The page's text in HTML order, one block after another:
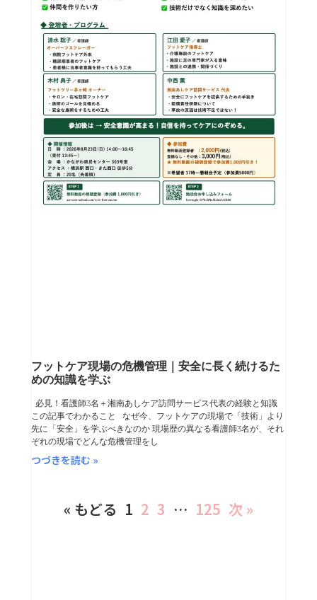
フットケア現場の危機管理｜安全に長く続けるた
めの知識を学ぶ
必見！看護師3名＋湘南あしケア訪問サービス代表の経験と知識
この記事でわかること なぜ今、フットケアの現場で「技術」より
先に「安全」を学ぶべきなのか 現場歴の異なる看護師3名が、それ
ぞれの現場でどんな危機管理をし
つづきを読む »
« もどる 1 2 3 … 125 次 »